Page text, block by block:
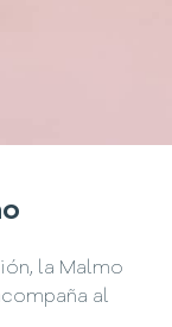
la Malmo
al